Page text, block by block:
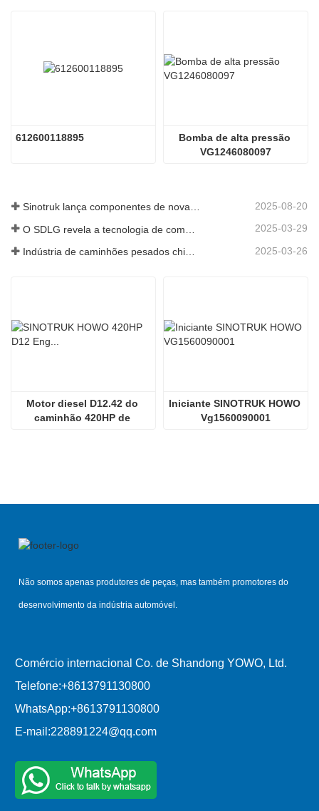
612600118895
Bomba de alta pressão
VG1246080097
Sinotruk lança componentes de nova geração para camiões pesados: aumentando a eficiência e a fiabilidade da logística global 2025-08-20
2025-03-29
2025-03-26
Motor diesel D12.42 do
caminhão 420HP de
Iniciante SINOTRUK HOWO
Vg1560090001
Não somos apenas produtores de peças, mas também promotores do
desenvolvimento da indústria automóvel.
Comércio internacional Co. de Shandong YOWO, Ltd.
Telefone:+8613791130800
WhatsApp:+8613791130800
E-mail:228891224@qq.com